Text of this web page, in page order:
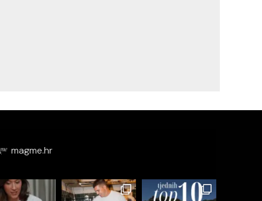
magme.hr